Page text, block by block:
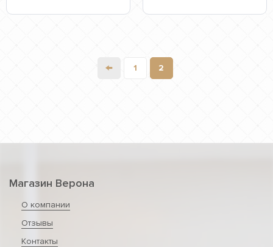
← 1 2
Магазин Верона
О компании
Отзывы
Контакты